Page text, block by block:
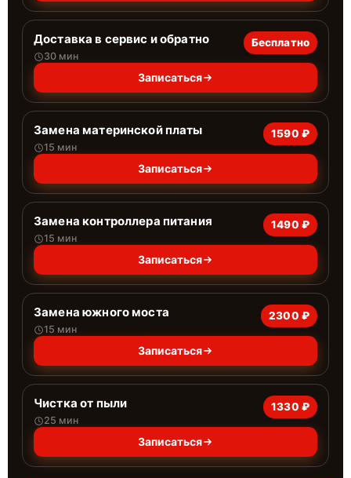
Доставка в сервис и обратно
30 мин
Бесплатно
Записаться
Замена материнской платы
15 мин
1590 ₽
Записаться
Замена контроллера питания
15 мин
1490 ₽
Записаться
Замена южного моста
15 мин
2300 ₽
Записаться
Чистка от пыли
25 мин
1330 ₽
Записаться